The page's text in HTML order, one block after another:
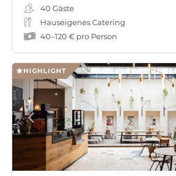
40 Gäste
Hauseigenes Catering
40–120 € pro Person
HIGHLIGHT